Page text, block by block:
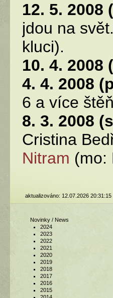
12. 5. 2008
jdou na
kluci).
10. 4. 2008
4. 4. 2008
6 a více
8. 3. 2008
Cristina
Nitram (mo:
aktualizováno: 12.07.2026 20:31:15
Novinky / News
2024
2023
2022
2021
2020
2019
2018
2017
2016
2015